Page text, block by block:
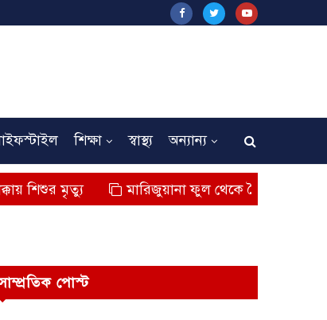
শিক্ষা স্বাস্থ্য অন্যান্য
মারিজুয়ানা ফুল থেকে তৈরি বিশেষ মাদক কুশ
পোস্ট